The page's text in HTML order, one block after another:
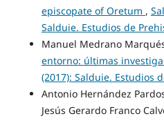
episcopate of Oretum ,
Salduie. Estudios de
Manuel Medrano
entorno: últimas
(2017): Salduie. Estudios
Antonio Hernández
Jesús Gerardo Franco